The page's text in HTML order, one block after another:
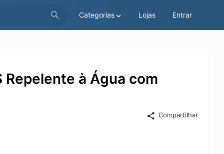
Categorias Lojas Entrar
à Água com
Compartilhar